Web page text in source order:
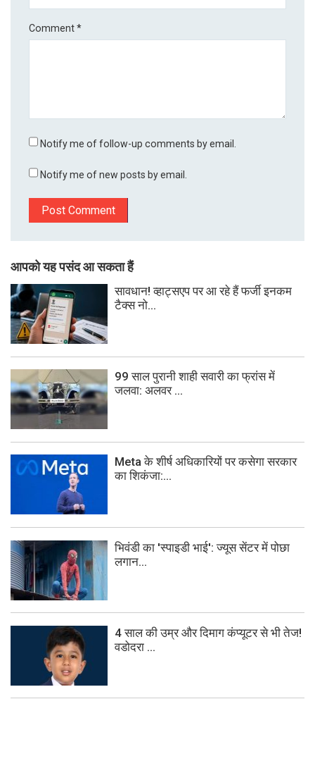
Comment*
Notify me of follow-up comments by email.
Notify me of new posts by email.
आपको यह पसंद आ सकता हैं
सावधान! व्हाट्सएप पर आ रहे हैं फर्जी इनकम
टैक्स नो...
99 साल पुरानी शाही सवारी का फ्रांस में
जलवा: अलवर ...
Meta के शीर्ष अधिकारियों पर कसेगा सरकार
का शिकंजा:...
भिवंडी का 'स्पाइडी भाई': ज्यूस सेंटर में पोछा
लगान...
4 साल की उम्र और दिमाग कंप्यूटर से भी तेज!
वडोदरा ...